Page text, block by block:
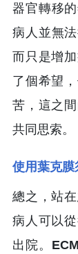
器官轉移
病人並無
而只是增
了個希望
苦，這之
共同思索。
使用葉克
總之，站
病人可以
出院。